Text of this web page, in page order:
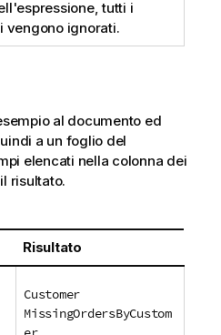
tutti i
vengono ignorati.
al documento ed
a un foglio del
elencati nella colonna dei
risultato.
Risultato
Customer
MissingOrdersByCustom